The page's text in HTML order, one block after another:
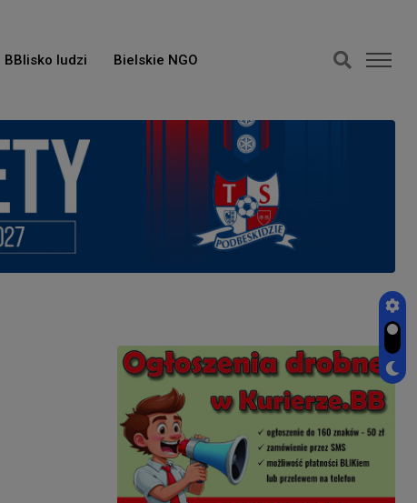
BBlisko ludzi Bielskie NGO